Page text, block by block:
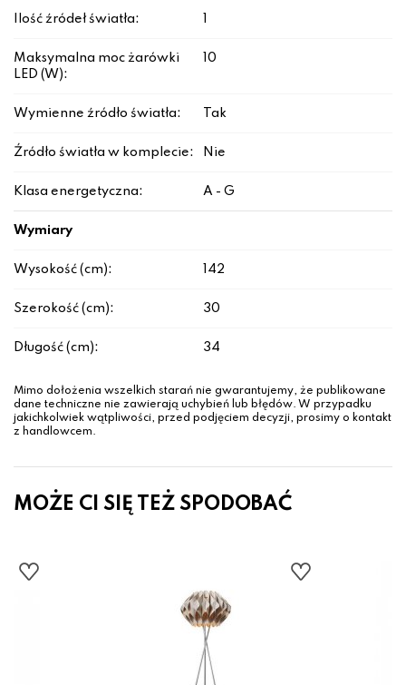
Ilość źródeł światła:
Maksymalna moc żarówki
LED (W):
10
Wymienne źródło światła: Tak
Źródło światła w komplecie: Nie
Klasa energetyczna: A - G
Wymiary
Wysokość (cm): 142
Szerokość (cm): 30
Długość (cm): 34
Mimo dołożenia wszelkich starań nie gwarantujemy, że publikowane
dane techniczne nie zawierają uchybień lub błędów. W przypadku
jakichkolwiek wątpliwości, przed podjęciem decyzji, prosimy o kontakt
z handlowcem.
MOŻE CI SIĘ TEŻ SPODOBAĆ